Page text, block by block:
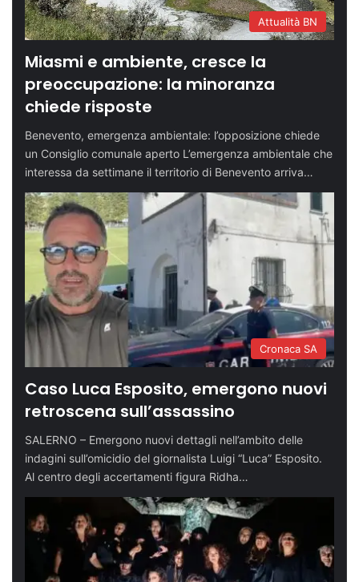
Attualità BN
Miasmi e ambiente, cresce la
preoccupazione: la minoranza
chiede risposte
Benevento, emergenza ambientale: l’opposizione chiede
un Consiglio comunale aperto L’emergenza ambientale che
interessa da settimane il territorio di Benevento arriva…
Cronaca SA
Caso Luca Esposito, emergono nuovi
retroscena sull’assassino
SALERNO – Emergono nuovi dettagli nell’ambito delle
indagini sull’omicidio del giornalista Luigi “Luca” Esposito.
Al centro degli accertamenti figura Ridha…